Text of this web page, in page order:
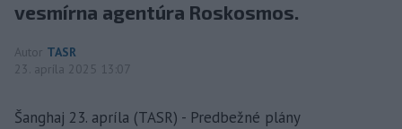
vesmírna agentúra Roskosmos.
Autor TASR
23. apríla 2025 13:07
Šanghaj 23. apríla (TASR) - Predbežné plány